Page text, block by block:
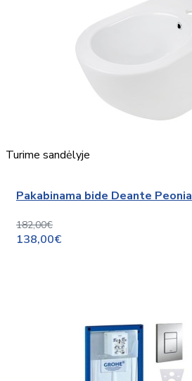
Turime sandėlyje
Pakabinama bide Deante Peonia
182,00€
138,00€